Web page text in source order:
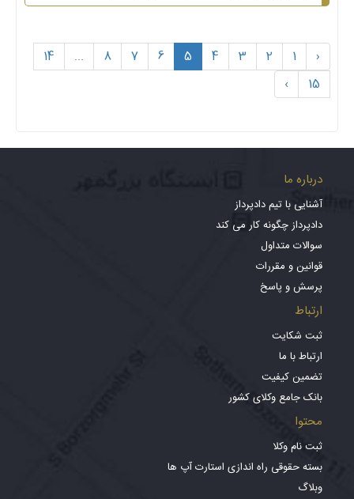
‹
1
2
3
4
5
6
7
8
...
14
15
›
درباره ما
آشنایی با تیم دادپرداز
دادپرداز چگونه کار می کند
سوالات متداول
قوانین و مقررات
پرسش و پاسخ
ارتباط
ثبت شکایت
ارتباط با ما
تضمین کیفیت
بانک جامع وکلای کشور
محتوا
ثبت نام وکلا
بسته حقوقی راه اندازی استارت آپ ها
وبلاگ